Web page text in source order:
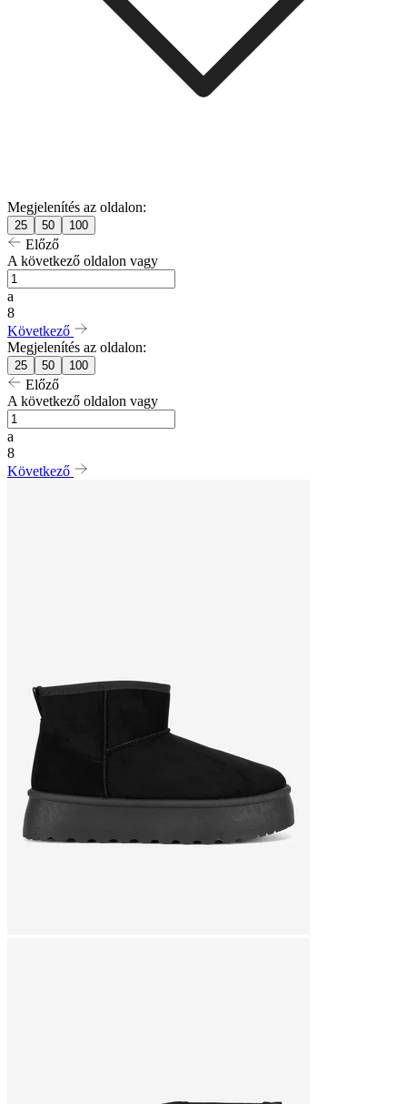
Megjelenítés az oldalon:
25 50 100
Előző
A következő oldalon vagy
a
8
Következő
Megjelenítés az oldalon:
25 50 100
Előző
A következő oldalon vagy
a
8
Következő